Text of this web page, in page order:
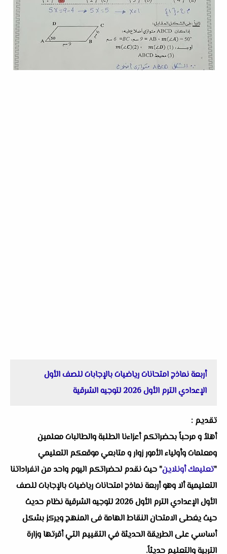
أربعة نماذج امتحانات رياضيات بالإجابات للصف الأول
الإعدادي الترم الأول 2026 لتوجيه الشرقية
تقديم :
أهلاُ و مرحباً بحضراتكم أعزاءنا الطلبة والطالبات معلمين
ومعلمات وأولياء الأمور زوار و متابعي موقعكم التعليمي
"تعليمك أونلاين" حيث نقدم لحضراتكم اليوم واحد من انفراداتنا
التعليمية ألا وهو أربعة نماذج امتحانات رياضيات بالإجابات للصف
الأول الإعدادي الترم الأول 2026 لتوجيه الشرقية نظام حديث
حيث يغطى الامتحان النقاط الهامة فى المنهج ويركز بشكل
أساسي على الطريقة الحديثة في التقييم التي أقرتها وزارة
التربية والتعليم حديثاً.